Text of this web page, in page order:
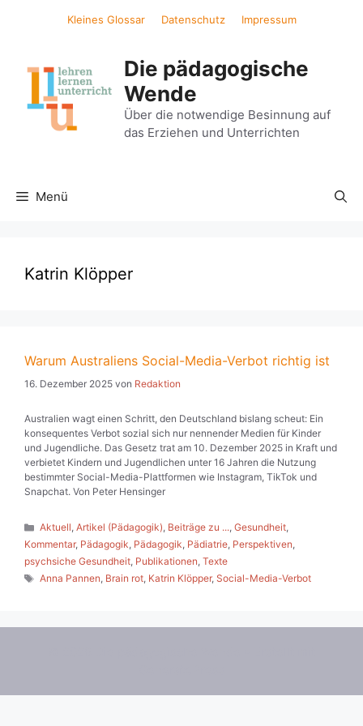
Kleines Glossar Datenschutz Impressum
Die pädagogische
Wende
Über die notwendige Besinnung auf
das Erziehen und Unterrichten
Menü
Katrin Klöpper
Warum Australiens Social-Media-Verbot richtig ist
16. Dezember 2025 von Redaktion
Australien wagt einen Schritt, den Deutschland bislang scheut: Ein
konsequentes Verbot sozial sich nur nennender Medien für Kinder
und Jugendliche. Das Gesetz trat am 10. Dezember 2025 in Kraft und
verbietet Kindern und Jugendlichen unter 16 Jahren die Nutzung
bestimmter Social-Media-Plattformen wie Instagram, TikTok und
Snapchat. Von Peter Hensinger
Kategorien
Aktuell,Artikel (Pädagogik), Beiträge zu ...,Gesundheit,
Kommentar, Pädagogik, Pädagogik, Pädiatrie, Perspektiven,
psychsiche Gesundheit, Publikationen, Texte
Schlagwörter
Anna Pannen, Brain rot, Katrin Klöpper,Social-Media-Verbot